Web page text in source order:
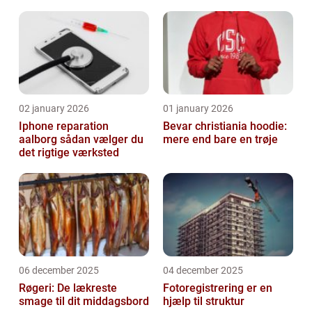
02 january 2026
Iphone reparation
aalborg sådan vælger du
det rigtige værksted
01 january 2026
Bevar christiania hoodie:
mere end bare en trøje
06 december 2025
Røgeri: De lækreste
smage til dit middagsbord
04 december 2025
Fotoregistrering er en
hjælp til struktur